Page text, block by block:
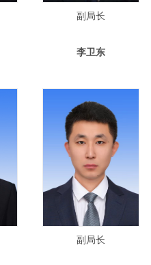
副局长
李卫东
副局长